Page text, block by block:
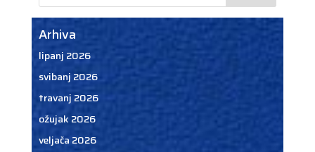
Arhiva
lipanj 2026
svibanj 2026
travanj 2026
ožujak 2026
veljača 2026